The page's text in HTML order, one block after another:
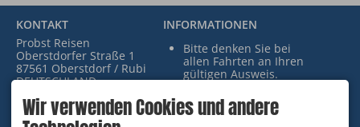
KONTAKT
Probst Reisen
Oberstdorfer Straße 1
87561 Oberstdorf / Rubi
DEUTSCHLAND
info@probst-reisen.de
INFORMATIONEN
Bitte denken Sie bei
allen Fahrten an Ihren
gültigen Ausweis.
Hunden ist aus
Rücksichtnahme auf
Wir verwenden Cookies und andere